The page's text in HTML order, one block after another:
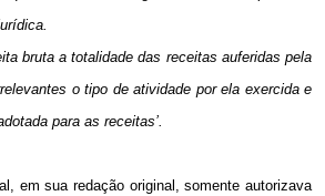
bruta a totalidade das receitas auferidas pela
o tipo de atividade por ela exercida e
para as receitas’.
sua redação original, somente autorizava